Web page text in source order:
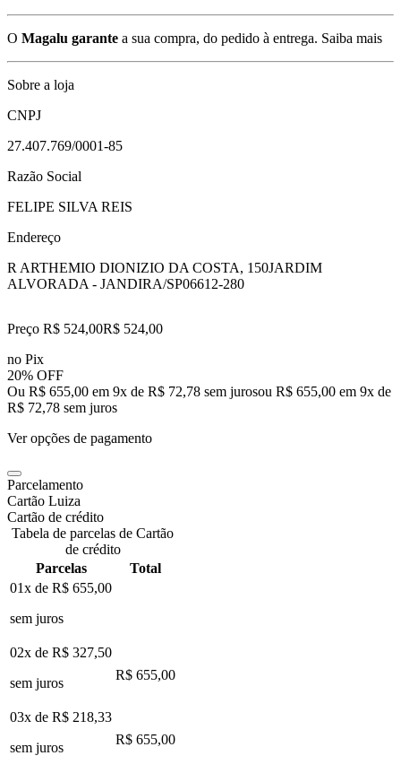
O Magalu garante a sua compra, do pedido à entrega. Saiba mais
Sobre a loja
CNPJ
27.407.769/0001-85
Razão Social
FELIPE SILVA REIS
Endereço
R ARTHEMIO DIONIZIO DA COSTA, 150JARDIM
ALVORADA - JANDIRA/SP06612-280
Preço R$ 524,00R$ 524,00
no Pix
20% OFF
Ou R$ 655,00 em 9x de R$ 72,78 sem jurosou R$ 655,00 em 9x de
R$ 72,78 sem juros
Ver opções de pagamento
Parcelamento
Cartão Luiza
Cartão de crédito
Tabela de parcelas de Cartão
de crédito
Parcelas
Total
01x de R$ 655,00
sem juros
02x de R$ 327,50
sem juros
R$ 655,00
03x de R$ 218,33
sem juros
R$ 655,00